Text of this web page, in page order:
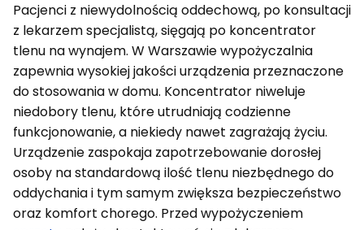
Pacjenci z niewydolnością oddechową, po konsultacji
z lekarzem specjalistą, sięgają po koncentrator
tlenu na wynajem. W Warszawie wypożyczalnia
zapewnia wysokiej jakości urządzenia przeznaczone
do stosowania w domu. Koncentrator niweluje
niedobory tlenu, któreutrudniają codzienne
funkcjonowanie, a niekiedy nawet zagrażają życiu.
Urządzenie zaspokaja zapotrzebowanie dorosłej
osoby na standardową ilość tlenu niezbędnego do
oddychania i tym samym zwiększa bezpieczeństwo
oraz komfort chorego. Przed wypożyczeniem